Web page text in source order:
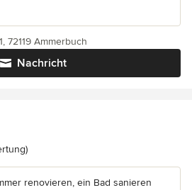
Nachricht
72119 Ammerbuch
5 von 5 Sternen
renovieren, ein Bad sanieren